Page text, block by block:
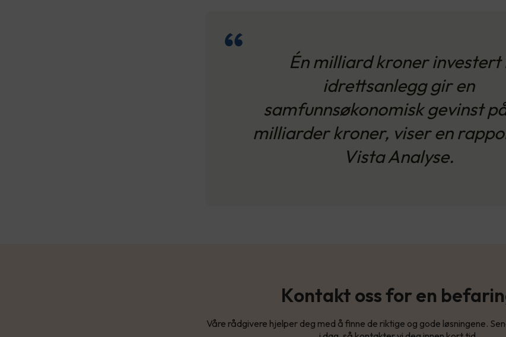
Én milliard kroner investert
idrettsanlegg gir en
samfunnsøkonomisk gevinst
milliarder kroner, viser en
Vista Analyse.
Kontakt oss for en
Våre rådgivere hjelper deg med å finne de riktige og gode løsningene.